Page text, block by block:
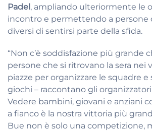
Padel, ampliando ulteriormente le
incontro e permettendo a persone
diversi di sentirsi parte della sfida.
“Non c’è soddisfazione più grande
persone che si ritrovano la sera nei
piazze per organizzare le squadre e
giochi – raccontano gli
Vedere bambini, giovani e anziani
a fianco è la nostra vittoria più
Bue non è solo una competizione,